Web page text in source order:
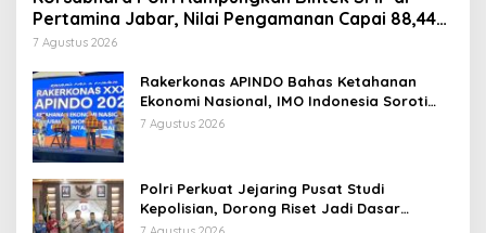
Pertamina Jabar, Nilai Pengamanan Capai 88,44
Persen
7 Agustus 2026
Rakerkonas APINDO Bahas Ketahanan
Ekonomi Nasional, IMO Indonesia Soroti
Pentingnya Kolaborasi Lintas Sektor
7 Agustus 2026
Polri Perkuat Jejaring Pusat Studi
Kepolisian, Dorong Riset Jadi Dasar
Kebijakan dan Inovasi